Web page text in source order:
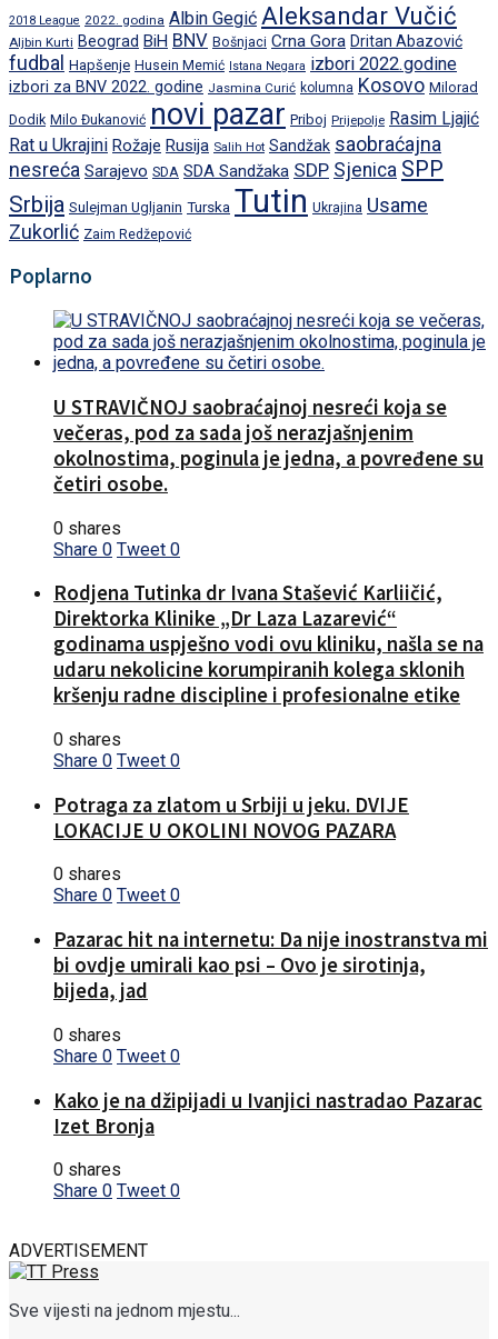
2018 League 2022. godina Albin Gegić Aleksandar Vučić
Aljbin Kurti Beograd BiH BNV Bošnjaci Crna Gora Dritan Abazović
fudbal Hapšenje Husein Memić Istana Negara izbori 2022.godine
izbori za BNV 2022. godine Jasmina Curić kolumna Kosovo Milorad
Dodik Milo Đukanović novi pazar Priboj Prijepolje Rasim Ljajić
Rat u Ukrajini Rožaje Rusija Salih Hot Sandžak saobraćajna
nesreća Sarajevo SDA SDA Sandžaka SDP Sjenica SPP
Srbija Sulejman Ugljanin Turska Tutin Ukrajina Usame
Zukorlić Zaim Redžepović
Poplarno
U STRAVIČNOJ saobraćajnoj nesreći koja se
večeras, pod za sada još nerazjašnjenim
okolnostima, poginula je jedna, a povređene su
četiri osobe.
0 shares
Share 0 Tweet 0
Rodjena Tutinka dr Ivana Stašević Karliičić,
Direktorka Klinike „Dr Laza Lazarević“
godinama uspješno vodi ovu kliniku, našla se na
udaru nekolicine korumpiranih kolega sklonih
kršenju radne discipline i profesionalne etike
0 shares
Share 0 Tweet 0
Potraga za zlatom u Srbiji u jeku. DVIJE
LOKACIJE U OKOLINI NOVOG PAZARA
0 shares
Share 0 Tweet 0
Pazarac hit na internetu: Da nije inostranstva mi
bi ovdje umirali kao psi – Ovo je sirotinja,
bijeda, jad
0 shares
Share 0 Tweet 0
Kako je na džipijadi u Ivanjici nastradao Pazarac
Izet Bronja
0 shares
Share 0 Tweet 0
ADVERTISEMENT
Sve vijesti na jednom mjestu...